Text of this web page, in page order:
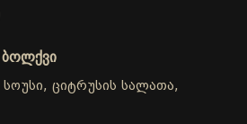
ბოლქვი
სოუსი, ციტრუსის სალათა,